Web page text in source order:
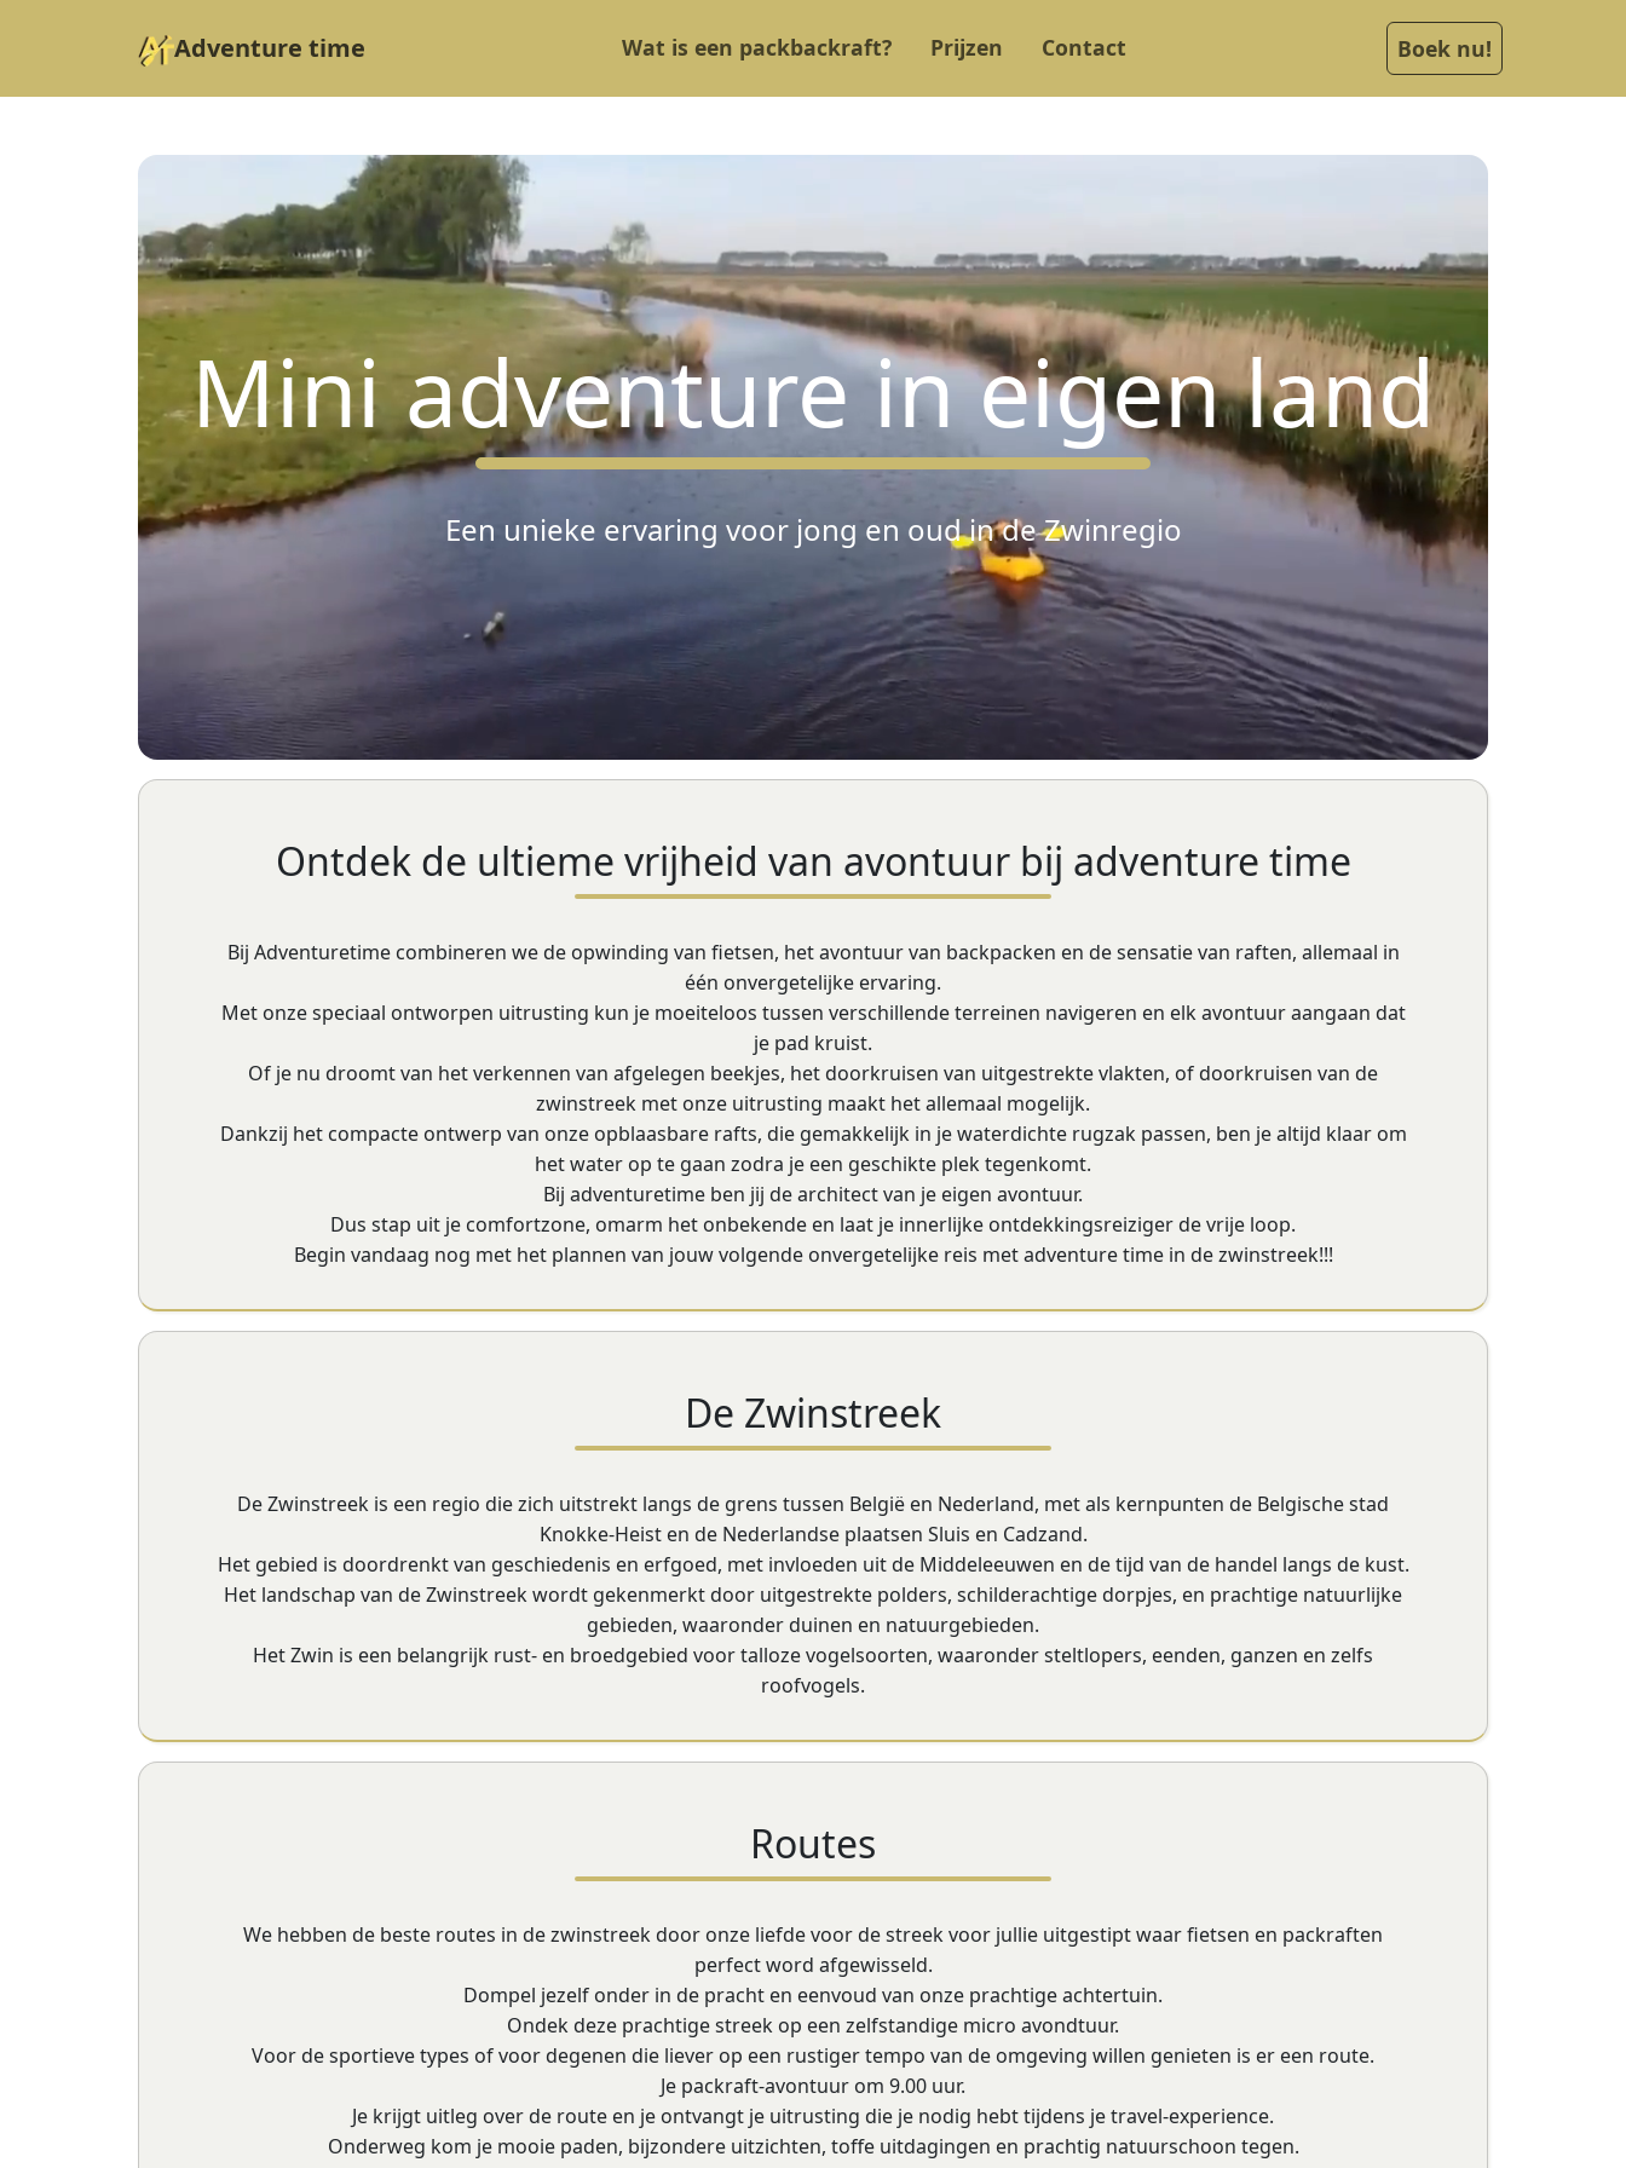
Adventure time Wat is een packbackraft? Prijzen Contact Boek nu!
Mini adventure in eigen land
Een unieke ervaring voor jong en oud in de Zwinregio
Ontdek de ultieme vrijheid van avontuur bij adventure time
Bij Adventuretime combineren we de opwinding van fietsen, het avontuur van backpacken en de sensatie van raften, allemaal in
één onvergetelijke ervaring.
Met onze speciaal ontworpen uitrusting kun je moeiteloos tussen verschillende terreinen navigeren en elk avontuur aangaan dat
je pad kruist.
Of je nu droomt van het verkennen van afgelegen beekjes, het doorkruisen van uitgestrekte vlakten, of doorkruisen van de
zwinstreek met onze uitrusting maakt het allemaal mogelijk.
Dankzij het compacte ontwerp van onze opblaasbare rafts, die gemakkelijk in je waterdichte rugzak passen, ben je altijd klaar om
het water op te gaan zodra je een geschikte plek tegenkomt.
Bij adventuretime ben jij de architect van je eigen avontuur.
Dus stap uit je comfortzone, omarm het onbekende en laat je innerlijke ontdekkingsreiziger de vrije loop.
Begin vandaag nog met het plannen van jouw volgende onvergetelijke reis met adventure time in de zwinstreek!!!
De Zwinstreek
De Zwinstreek is een regio die zich uitstrekt langs de grens tussen België en Nederland, met als kernpunten de Belgische stad
Knokke-Heist en de Nederlandse plaatsen Sluis en Cadzand.
Het gebied is doordrenkt van geschiedenis en erfgoed, met invloeden uit de Middeleeuwen en de tijd van de handel langs de kust.
Het landschap van de Zwinstreek wordt gekenmerkt door uitgestrekte polders, schilderachtige dorpjes, en prachtige natuurlijke
gebieden, waaronder duinen en natuurgebieden.
Het Zwin is een belangrijk rust- en broedgebied voor talloze vogelsoorten, waaronder steltlopers, eenden, ganzen en zelfs
roofvogels.
Routes
We hebben de beste routes in de zwinstreek door onze liefde voor de streek voor jullie uitgestipt waar fietsen en packraften
perfect word afgewisseld.
Dompel jezelf onder in de pracht en eenvoud van onze prachtige achtertuin.
Ondek deze prachtige streek op een zelfstandige micro avondtuur.
Voor de sportieve types of voor degenen die liever op een rustiger tempo van de omgeving willen genieten is er een route.
Je packraft-avontuur om 9.00 uur.
Je krijgt uitleg over de route en je ontvangt je uitrusting die je nodig hebt tijdens je travel-experience.
Onderweg kom je mooie paden, bijzondere uitzichten, toffe uitdagingen en prachtig natuurschoon tegen.